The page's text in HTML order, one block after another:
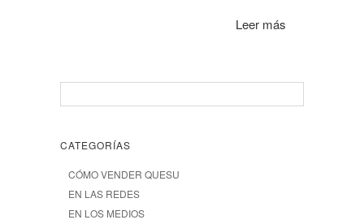
Leer más
CATEGORÍAS
CÓMO VENDER QUESU
EN LAS REDES
EN LOS MEDIOS